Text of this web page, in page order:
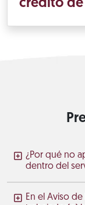
crédito de
¿Por qué no
dentro del
En el Aviso